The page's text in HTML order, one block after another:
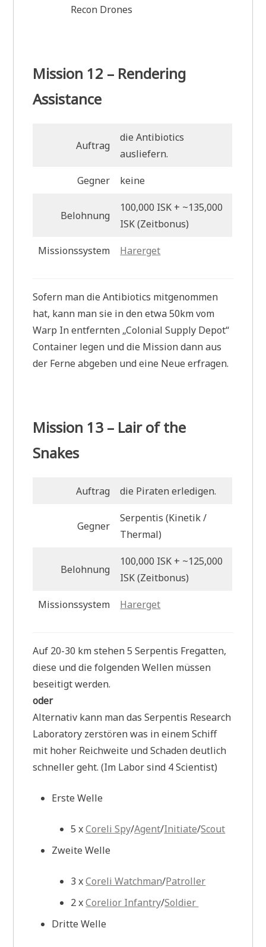
Recon Drones
Mission 12 – Rendering
Assistance
Auftrag
die Antibiotics
ausliefern.
Gegner keine
Belohnung
100,000 ISK + ~135,000
ISK (Zeitbonus)
Missionssystem Harerget
Sofern man die Antibiotics mitgenommen
hat, kann man sie in den etwa 50km vom
Warp In entfernten „Colonial Supply Depot“
Container legen und die Mission dann aus
der Ferne abgeben und eine Neue erfragen.
Mission 13 – Lair of the
Snakes
Auftrag die Piraten erledigen.
Gegner
Serpentis (Kinetik /
Thermal)
Belohnung
100,000 ISK + ~125,000
ISK (Zeitbonus)
Missionssystem Harerget
Auf 20-30 km stehen 5 Serpentis Fregatten,
diese und die folgenden Wellen müssen
beseitigt werden.
oder
Alternativ kann man das Serpentis Research
Laboratory zerstören was in einem Schiff
mit hoher Reichweite und Schaden deutlich
schneller geht. (Im Labor sind 4 Scientist)
Erste Welle
5 xCoreli Spy/Agent/Initiate/Scout
Zweite Welle
3 xCoreli Watchman/Patroller
2 xCorelior Infantry/Soldier
Dritte Welle